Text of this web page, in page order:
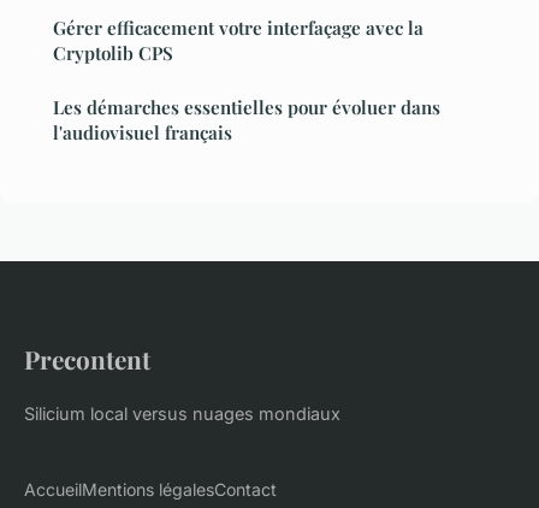
Gérer efficacement votre interfaçage avec la
Cryptolib CPS
Les démarches essentielles pour évoluer dans
l'audiovisuel français
Precontent
Silicium local versus nuages mondiaux
AccueilMentions légalesContact